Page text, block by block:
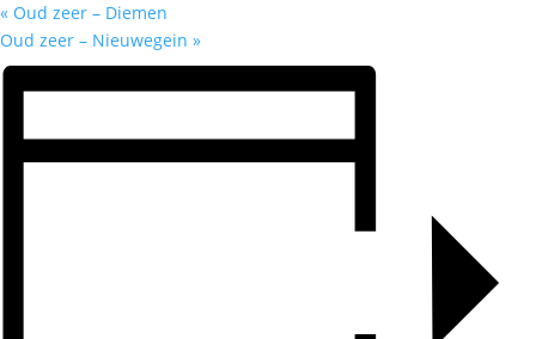
« Oud zeer – Diemen
Oud zeer – Nieuwegein »